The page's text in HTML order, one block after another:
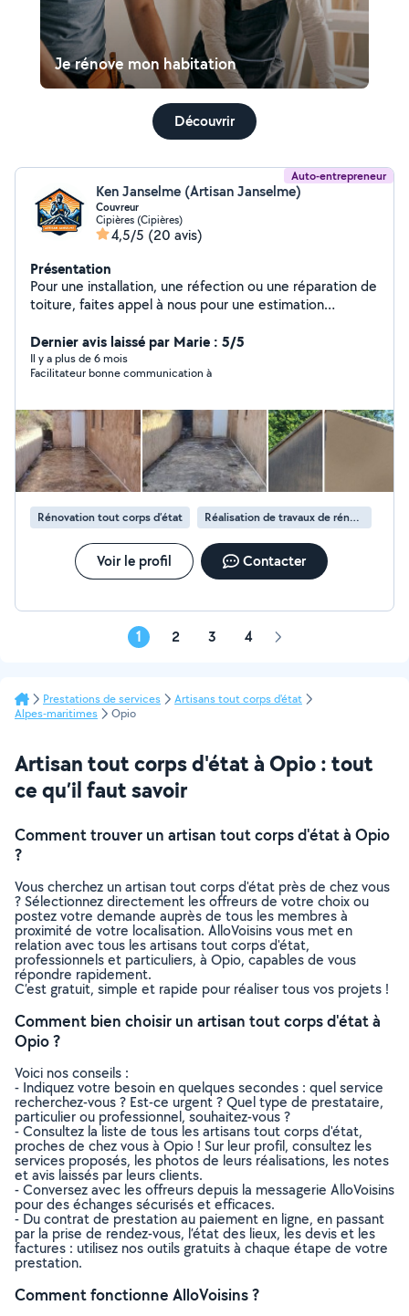
Je rénove mon habitation
Découvrir
Auto-entrepreneur
Ken Janselme (Artisan Janselme)
Couvreur
Cipières (Cipières)
4,5/5 (20 avis)
Présentation
Pour une installation, une réfection ou une réparation de
toiture, faites appel à nous pour une estimation
sur mesure détaillant l'étendue des travaux à réaliser;
Une estimation réelle des coûts à prévoir; Des solutions
et des conseils adaptés à votre maison, villa, immeuble
claires à toutes vos questions concernant les travaux
d'installation, de réfection et de réparation de toitures.
Chez Artisan Janselme, nous mettons tout notre savoir-
faire, notre expérience et nos compétences à votre
service!
Dernier avis laissé par Marie : 5/5
Il y a plus de 6 mois
Facilitateur bonne communication à
Rénovation tout corps d’état Réalisation de travaux de rénovation
Voir le profil Contacter
1 2 3 4 Page
Prestations de services
Artisans tout corps d'état
Alpes-maritimes
Opio
Artisan tout corps d'état à Opio : tout
ce qu’il faut savoir
Comment trouver un artisan tout corps d'état à Opio
?
Vous cherchez un artisan tout corps d'état près de chez vous
? Sélectionnez directement les offreurs de votre choix ou
postez votre demande auprès de tous les membres à
proximité de votre localisation. AlloVoisins vous met en
relation avec tous les artisans tout corps d'état,
professionnels et particuliers, à Opio, capables de vous
répondre rapidement.
C’est gratuit, simple et rapide pour réaliser tous vos projets !
Comment bien choisir un artisan tout corps d'état à
Opio ?
Voici nos conseils :
- Indiquez votre besoin en quelques secondes : quel service
recherchez-vous ? Est-ce urgent ? Quel type de prestataire,
particulier ou professionnel, souhaitez-vous ?
- Consultez la liste de tous les artisans tout corps d'état,
proches de chez vous à Opio ! Sur leur profil, consultez les
services proposés, les photos de leurs réalisations, les notes
et avis laissés par leurs clients.
- Conversez avec les offreurs depuis la messagerie AlloVoisins
pour des échanges sécurisés et efficaces.
- Du contrat de prestation au paiement en ligne, en passant
par la prise de rendez-vous, l’état des lieux, les devis et les
factures : utilisez nos outils gratuits à chaque étape de votre
prestation.
Comment fonctionne AlloVoisins ?